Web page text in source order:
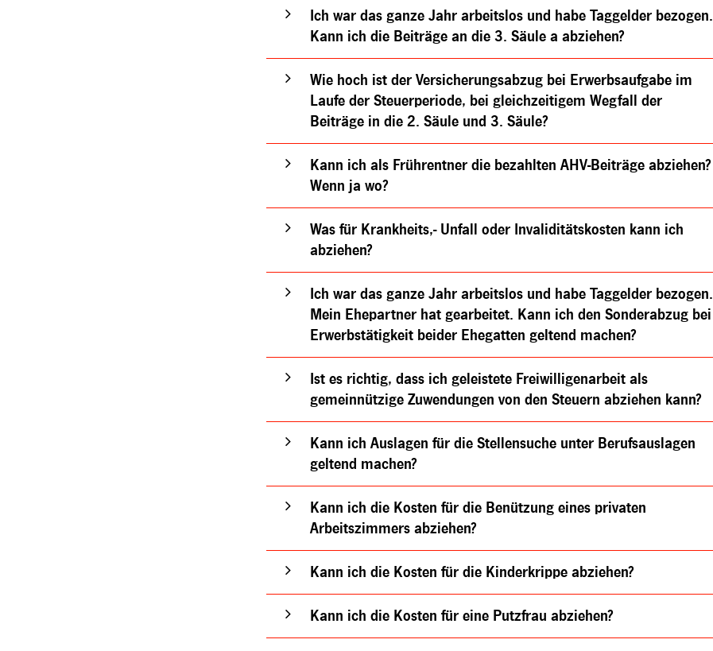
Ich war das ganze Jahr arbeitslos und habe Taggelder bezogen.
Kann ich die Beiträge an die 3. Säule a abziehen?
Wie hoch ist der Versicherungsabzug bei Erwerbsaufgabe im
Laufe der Steuerperiode, bei gleichzeitigem Wegfall der
Beiträge in die 2. Säule und 3. Säule?
Kann ich als Frührentner die bezahlten AHV-Beiträge abziehen?
Wenn ja wo?
Was für Krankheits,- Unfall oder Invaliditätskosten kann ich
abziehen?
Ich war das ganze Jahr arbeitslos und habe Taggelder bezogen.
Mein Ehepartner hat gearbeitet. Kann ich den Sonderabzug bei
Erwerbstätigkeit beider Ehegatten geltend machen?
Ist es richtig, dass ich geleistete Freiwilligenarbeit als
gemeinnützige Zuwendungen von den Steuern abziehen kann?
Kann ich Auslagen für die Stellensuche unter Berufsauslagen
geltend machen?
Kann ich die Kosten für die Benützung eines privaten
Arbeitszimmers abziehen?
Kann ich die Kosten für die Kinderkrippe abziehen?
Kann ich die Kosten für eine Putzfrau abziehen?